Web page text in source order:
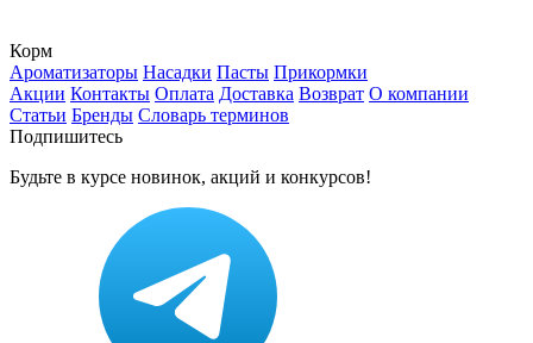
Корм
Ароматизаторы Насадки Пасты Прикормки
Акции Контакты Оплата Доставка Возврат О компании
Статьи Бренды Словарь терминов
Подпишитесь
Будьте в курсе новинок, акций и конкурсов!